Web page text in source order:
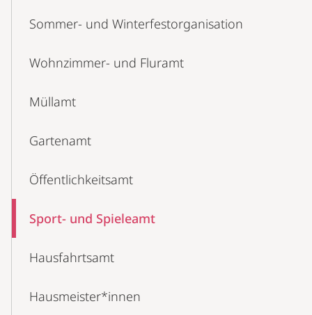
Sommer- und Winterfestorganisation
Wohnzimmer- und Fluramt
Müllamt
Gartenamt
Öffentlichkeitsamt
Sport- und Spieleamt
Hausfahrtsamt
Hausmeister*innen